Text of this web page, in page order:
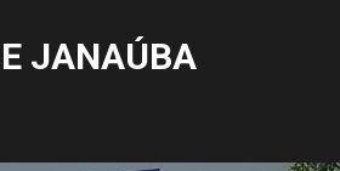
JANAÚBA